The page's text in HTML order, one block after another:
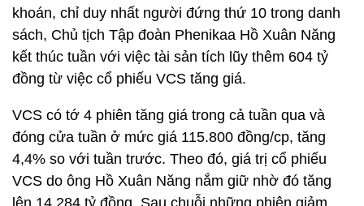
khoán, chỉ duy nhất người đứng thứ 10 trong danh
sách, Chủ tịch Tập đoàn Phenikaa Hồ Xuân Năng
kết thúc tuần với việc tài sản tích lũy thêm 604 tỷ
đồng từ việc cổ phiếu VCS tăng giá.
VCS có tớ 4 phiên tăng giá trong cả tuần qua và
đóng cửa tuần ở mức giá 115.800 đồng/cp, tăng
4,4% so với tuần trước. Theo đó, giá trị cổ phiếu
VCS do ông Hồ Xuân Năng nắm giữ nhờ đó tăng
lên 14.284 tỷ đồng. Sau chuỗi những phiên giảm